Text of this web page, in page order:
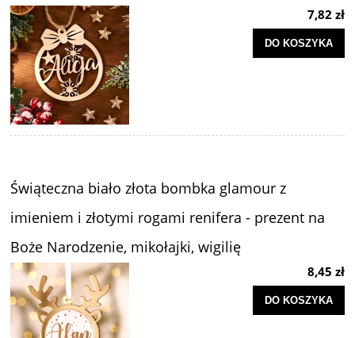
7,82 zł
DO KOSZYKA
Świąteczna biało złota bombka glamour z
imieniem i złotymi rogami renifera - prezent na
Boże Narodzenie, mikołajki, wigilię
8,45 zł
DO KOSZYKA